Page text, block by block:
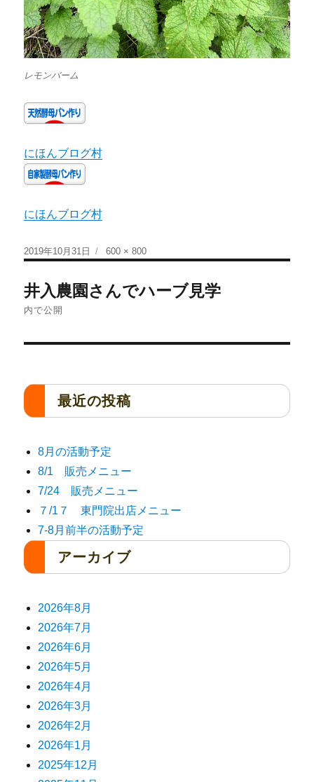
レモンバーム
にほんブログ村
にほんブログ村
2019年10月31日 600 × 800
井入農園さんでハーブ見学
内で公開
最近の投稿
8月の活動予定
8/1 販売メニュー
7/24 販売メニュー
７/1７ 東門院出店メニュー
7-8月前半の活動予定
アーカイブ
2026年8月
2026年7月
2026年6月
2026年5月
2026年4月
2026年3月
2026年2月
2026年1月
2025年12月